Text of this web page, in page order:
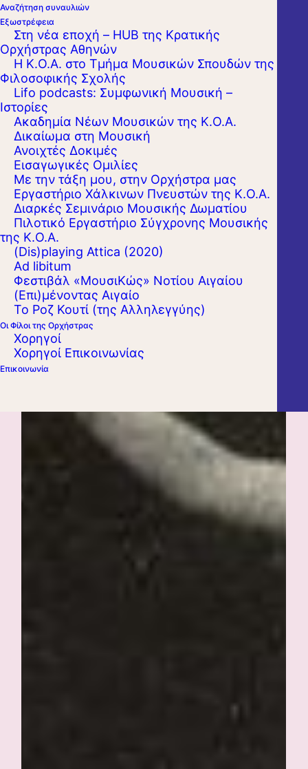
Αναζήτηση συναυλιών
Εξωστρέφεια
Στη νέα εποχή – HUB της Κρατικής
Ορχήστρας Αθηνών
Η Κ.Ο.Α. στο Τμήμα Μουσικών Σπουδών της
Φιλοσοφικής Σχολής
Lifo podcasts: Συμφωνική Μουσική –
Ιστορίες
Ακαδημία Νέων Μουσικών της Κ.Ο.Α.
Δικαίωμα στη Μουσική
Ανοιχτές Δοκιμές
Εισαγωγικές Ομιλίες
Με την τάξη μου, στην Ορχήστρα μας
Εργαστήριo Χάλκινων Πνευστών της Κ.Ο.Α.
Διαρκές Σεμινάριο Μουσικής Δωματίου
Πιλοτικό Εργαστήριο Σύγχρονης Μουσικής
της Κ.Ο.Α.
(Dis)playing Attica (2020)
Ad libitum
Φεστιβάλ «ΜουσιΚώς» Νοτίου Αιγαίου
(Επι)μένοντας Αιγαίο
Το Ροζ Κουτί (της Αλληλεγγύης)
Οι Φίλοι της Ορχήστρας
Χορηγοί
Χορηγοί Επικοινωνίας
Επικοινωνία